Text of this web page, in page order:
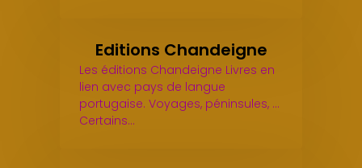
Editions Chandeigne
Les éditions Chandeigne Livres en
lien avec pays de langue
portugaise. Voyages, péninsules, ...
Certains…